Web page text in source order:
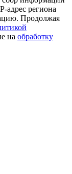
адрес региона
Продолжая
на обработку